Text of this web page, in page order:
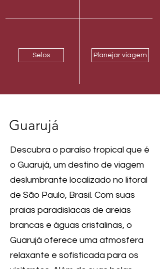
Selos Planejar viagem
Guarujá
Descubra o paraíso tropical que é
o Guarujá, um destino de viagem
deslumbrante localizado no litoral
de São Paulo, Brasil. Com suas
praias paradisíacas de areias
brancas e águas cristalinas, o
Guarujá oferece uma atmosfera
relaxante e sofisticada para os